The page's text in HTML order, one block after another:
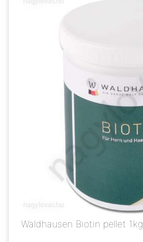
Waldhausen Biotin pellet 1kg